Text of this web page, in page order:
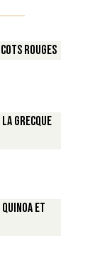
rouges
la Grecque
et